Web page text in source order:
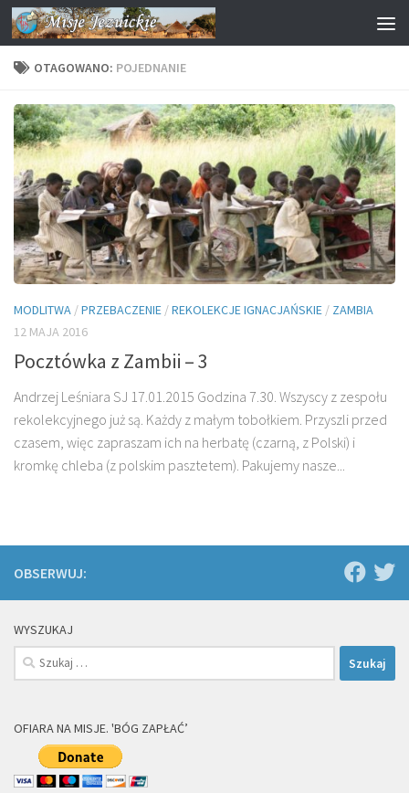
Przejdź do treści
OTAGOWANO: POJEDNANIE
MODLITWA /PRZEBACZENIE /REKOLEKCJE IGNACJAŃSKIE / ZAMBIA
12 MAJA 2016
Pocztówka z Zambii – 3
Andrzej Leśniara SJ 17.01.2015 Godzina 7.30. Wszyscy z zespołu
rekolekcyjnego już są. Każdy z małym tobołkiem. Przyszli przed
czasem, więc zapraszam ich na herbatę (czarną, z Polski) i
kromkę chleba (z polskim pasztetem). Pakujemy nasze...
OBSERWUJ:
WYSZUKAJ
Szukaj:
OFIARA NA MISJE. 'BÓG ZAPŁAĆ’